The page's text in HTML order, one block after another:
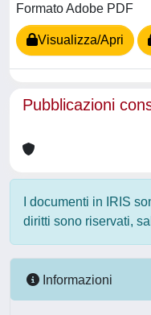
Formato Adobe PDF
Visualizza/Apri
Pubblicazioni
I documenti in IRIS
diritti sono riservati,
Informazioni